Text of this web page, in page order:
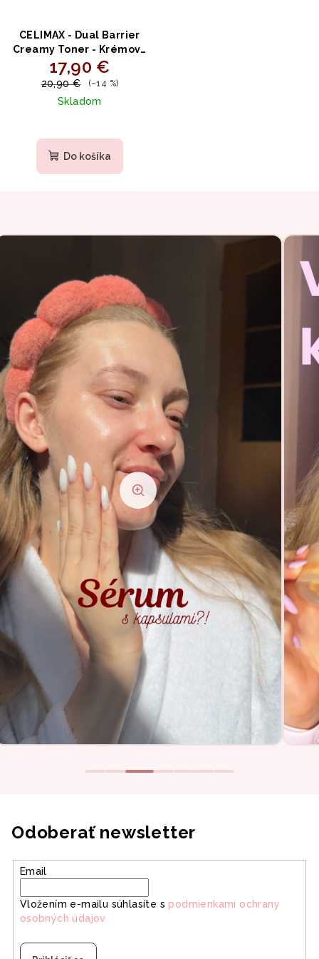
CELIMAX - Dual Barrier
Creamy Toner - Krémový
toner s ceramidmi pre
obnovu kožnej bariéry
17,90 €
20,90 € (–14 %)
Skladom
Do košíka
Odoberať newsletter
Email
Vložením e-mailu súhlasíte s podmienkami ochrany
osobných údajov